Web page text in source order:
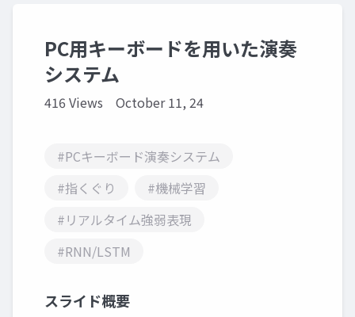
PC用キーボードを用いた演奏
システム
416 Views October 11, 24
#PCキーボード演奏システム
#指くぐり
#機械学習
#リアルタイム強弱表現
#RNN/LSTM
スライド概要